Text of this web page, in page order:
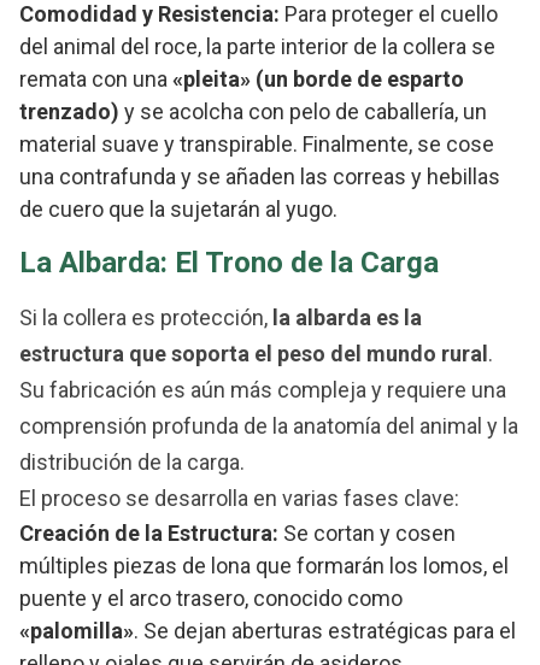
Comodidad y Resistencia: Para proteger el cuello
del animal del roce, la parte interior de la collera se
remata con una«pleita» (un borde de esparto
trenzado) y se acolcha con pelo de caballería, un
material suave y transpirable. Finalmente, se cose
una contrafunda y se añaden las correas y hebillas
de cuero que la sujetarán al yugo.
La Albarda: El Trono de la Carga
Si la collera es protección, la albarda es la
estructura que soporta el peso del mundo rural .
Su fabricación es aún más compleja y requiere una
comprensión profunda de la anatomía del animal y la
distribución de la carga.
El proceso se desarrolla en varias fases clave:
Creación de la Estructura: Se cortan y cosen
múltiples piezas de lona que formarán los lomos, el
puente y el arco trasero, conocido como
«palomilla». Se dejan aberturas estratégicas para el